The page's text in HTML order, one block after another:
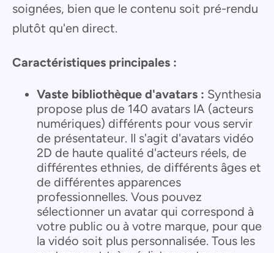
soignées, bien que le contenu soit pré-rendu
plutôt qu'en direct.
Caractéristiques principales :
Vaste bibliothèque d'avatars : Synthesia
propose plus de 140 avatars IA (acteurs
numériques) différents pour vous servir
de présentateur. Il s'agit d'avatars vidéo
2D de haute qualité d'acteurs réels, de
différentes ethnies, de différents âges et
de différentes apparences
professionnelles. Vous pouvez
sélectionner un avatar qui correspond à
votre public ou à votre marque, pour que
la vidéo soit plus personnalisée. Tous les